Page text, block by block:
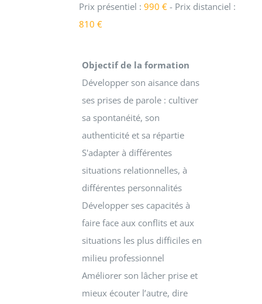
Prix présentiel : 990 €- Prix distanciel :
810 €
Objectif de la formation
Développer son aisance dans
ses prises de parole : cultiver
sa spontanéité, son
authenticité et sa répartie
S'adapter à différentes
situations relationnelles, à
différentes personnalités
Développer ses capacités à
faire face aux conflits et aux
situations les plus difficiles en
milieu professionnel
Améliorer son lâcher prise et
mieux écouter l’autre, dire